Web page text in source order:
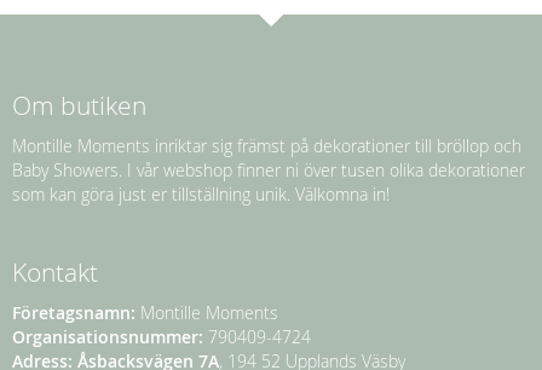
Om butiken
Montille Moments inriktar sig främst på dekorationer till bröllop och
Baby Showers. I vår webshop finner ni över tusen olika dekorationer
som kan göra just er tillställning unik. Välkomna in!
Kontakt
Företagsnamn: Montille Moments
Organisationsnummer: 790409-4724
Adress: Åsbacksvägen 7A, 194 52 Upplands Väsby